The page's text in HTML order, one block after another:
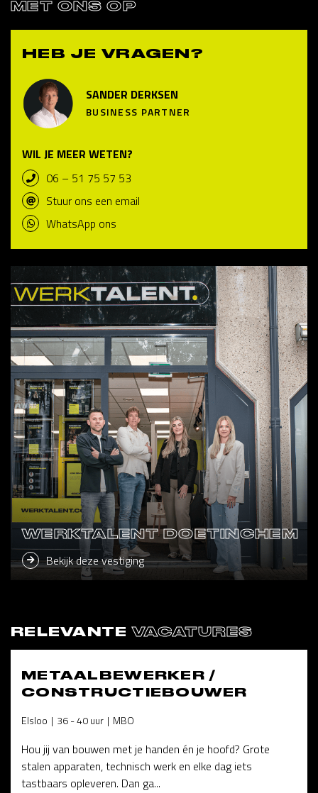
MET ONS OP
HEB JE VRAGEN?
SANDER DERKSEN
BUSINESS PARTNER
WIL JE MEER WETEN?
06 – 51 75 57 53
Stuur ons een email
WhatsApp ons
WERKTALENT DOETINCHEM
Bekijk deze vestiging
RELEVANTEVACATURES
METAALBEWERKER /
CONSTRUCTIEBOUWER
Elsloo 36 - 40 uur MBO
Hou jij van bouwen met je handen én je hoofd? Grote
stalen apparaten, technisch werk en elke dag iets
tastbaars opleveren. Dan ga...